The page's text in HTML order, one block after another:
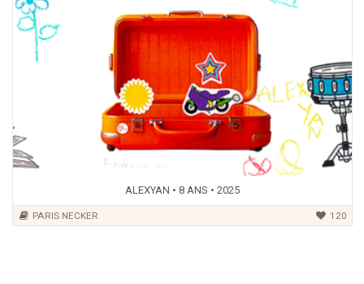
ALEXYAN • 8 ANS • 2025
PARIS NECKER 120